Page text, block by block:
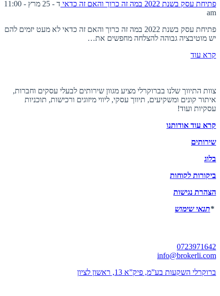
פתיחת עסק בשנת 2022 במה זה כרוך והאם זה כדאי
ד - 25 מרץ - 11:00
am
פתיחת עסק בשנת 2022 במה זה כרוך והאם זה כדאי לא מעט יזמים להם
יש מוטיבציה גבוהה להצלחה מחפשים את…
קרא עוד
צוות התיווך שלנו בברוקרלי מציע מגוון שירותים לבעלי עסקים וחברות,
איתור קונים ומשקיעים, תיווך עסקי, ליווי מיזוגים ורכישות, תוכניות
עסקיות ועוד!
קרא עוד אודותנו
שירותים
בלוג
ביקורות לקוחות
הצהרת נגישות
*תנאי שימוש
0723971642
info@brokerli.com
ברוקרלי השקעות בע”מ, פיק”א 13, ראשון לציון